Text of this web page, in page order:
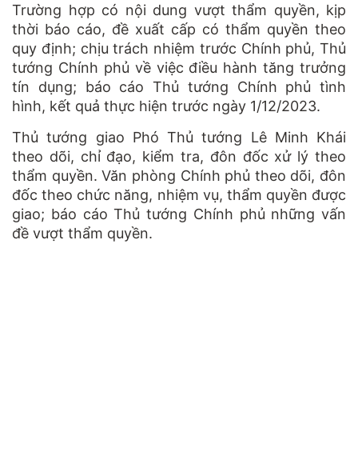
Trường hợp có nội dung vượt thẩm quyền, kịp
thời báo cáo, đề xuất cấp có thẩm quyền theo
quy định; chịu trách nhiệm trước Chính phủ, Thủ
tướng Chính phủ về việc điều hành tăng trưởng
tín dụng; báo cáo Thủ tướng Chính phủ tình
hình, kết quả thực hiện trước ngày 1/12/2023.
Thủ tướng giao Phó Thủ tướng Lê Minh Khái
theo dõi, chỉ đạo, kiểm tra, đôn đốc xử lý theo
thẩm quyền. Văn phòng Chính phủ theo dõi, đôn
đốc theo chức năng, nhiệm vụ, thẩm quyền được
giao; báo cáo Thủ tướng Chính phủ những vấn
đề vượt thẩm quyền.